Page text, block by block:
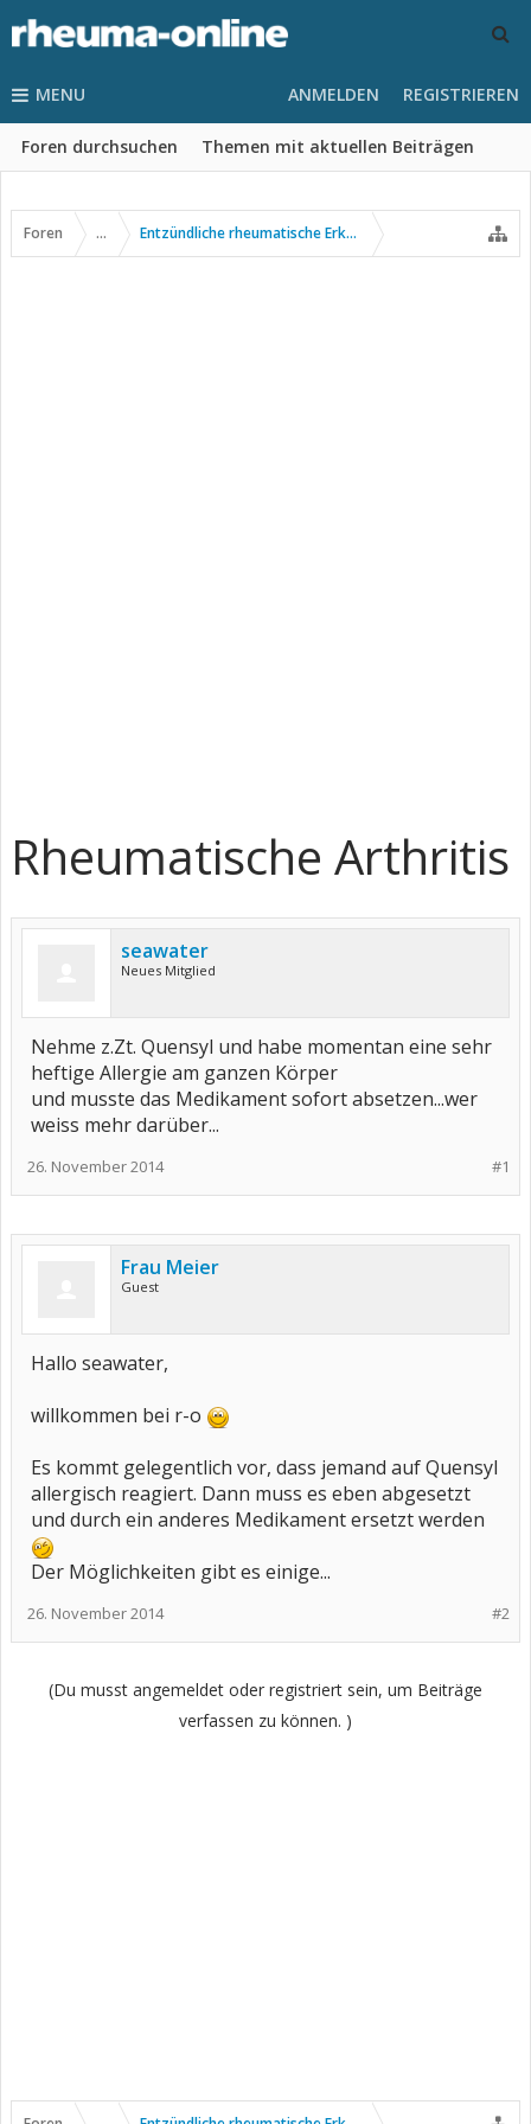
MENU
Foren durchsuchen Themen mit aktuellen Beiträgen
ANMELDEN REGISTRIEREN
Foren ... Entzündliche rheumatische Erkrankungen
Rheumatische Arthritis
seawater
Neues Mitglied
Nehme z.Zt. Quensyl und habe momentan eine sehr
heftige Allergie am ganzen Körper
und musste das Medikament sofort absetzen...wer
weiss mehr darüber...
#1
26. November 2014
Frau Meier
Guest
Hallo seawater,
willkommen bei r-o
Es kommt gelegentlich vor, dass jemand auf Quensyl
allergisch reagiert. Dann muss es eben abgesetzt
und durch ein anderes Medikament ersetzt werden
Der Möglichkeiten gibt es einige...
#2
26. November 2014
(Du musst angemeldet oder registriert sein, um Beiträge
verfassen zu können. )